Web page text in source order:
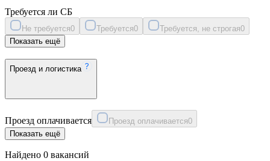
Требуется ли СБ
Не требуется0 Требуется0 Требуется, не строгая0
Показать ещё
Проезд и логистика
Проезд оплачивается Проезд оплачивается0
Показать ещё
Найдено 0 вакансий